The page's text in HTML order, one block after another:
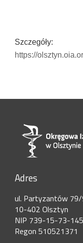
Szczegóły:
https://
Adres
ul. Partyzantów
10-402 Olsztyn
NIP 739-15-73-145
Regon 510521371